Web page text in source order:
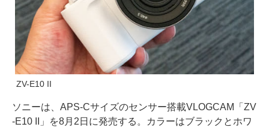
ZV-E10 II
ソニーは、APS-Cサイズのセンサー搭載VLOGCAM「ZV
-E10 II」を8月2日に発売する。カラーはブラックとホワ